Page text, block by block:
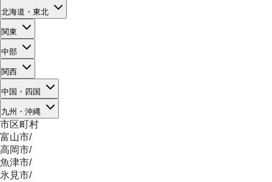
北海道・東北
関東
中部
関西
中国・四国
九州・沖縄
市区町村
富山市/
高岡市/
魚津市/
氷見市/